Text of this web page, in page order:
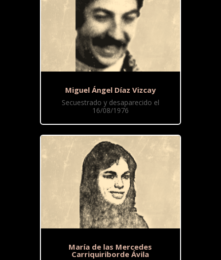
Miguel Ángel Díaz Vizcay
Secuestrado y desaparecido el
16/08/1976
María de las Mercedes
Carriquiriborde Ávila